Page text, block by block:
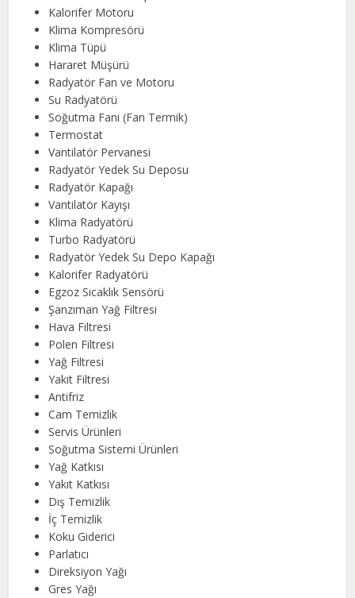
Kalorifer Motoru
Klima Kompresörü
Klima Tüpü
Hararet Müşürü
Radyatör Fan ve Motoru
Su Radyatörü
Soğutma Fanı (Fan Termik)
Termostat
Vantilatör Pervanesi
Radyatör Yedek Su Deposu
Radyatör Kapağı
Vantilatör Kayışı
Klima Radyatörü
Turbo Radyatörü
Radyatör Yedek Su Depo Kapağı
Kalorifer Radyatörü
Egzoz Sıcaklık Sensörü
Şanzıman Yağ Filtresi
Hava Filtresi
Polen Filtresi
Yağ Filtresi
Yakıt Filtresi
Antifriz
Cam Temizlik
Servis Ürünleri
Soğutma Sistemi Ürünleri
Yağ Katkısı
Yakıt Katkısı
Dış Temizlik
İç Temizlik
Koku Giderici
Parlatıcı
Direksiyon Yağı
Gres Yağı